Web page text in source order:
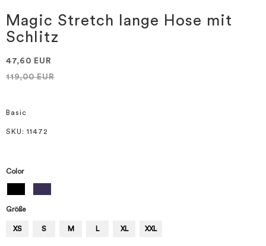
der
Bildgalerie
springen
Magic Stretch lange Hose mit
Schlitz
47,60 EUR
119,00 EUR
Basic
SKU : 11472
Color
Größe
XS S M L XL XXL